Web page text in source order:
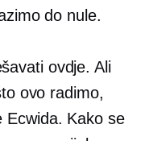
do nule.
ovdje. Ali
ovo radimo,
Ecwida. Kako se